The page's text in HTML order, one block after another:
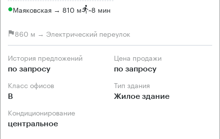
Маяковская → 810 м ~8 мин
860 м → Электрический переулок
История предложений
по запросу
Цена продажи
по запросу
Класс офисов
B
Тип здания
Жилое здание
Кондиционирование
центральное